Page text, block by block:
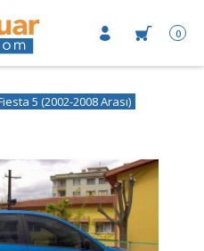
0
5 (2002-2008 Arası)